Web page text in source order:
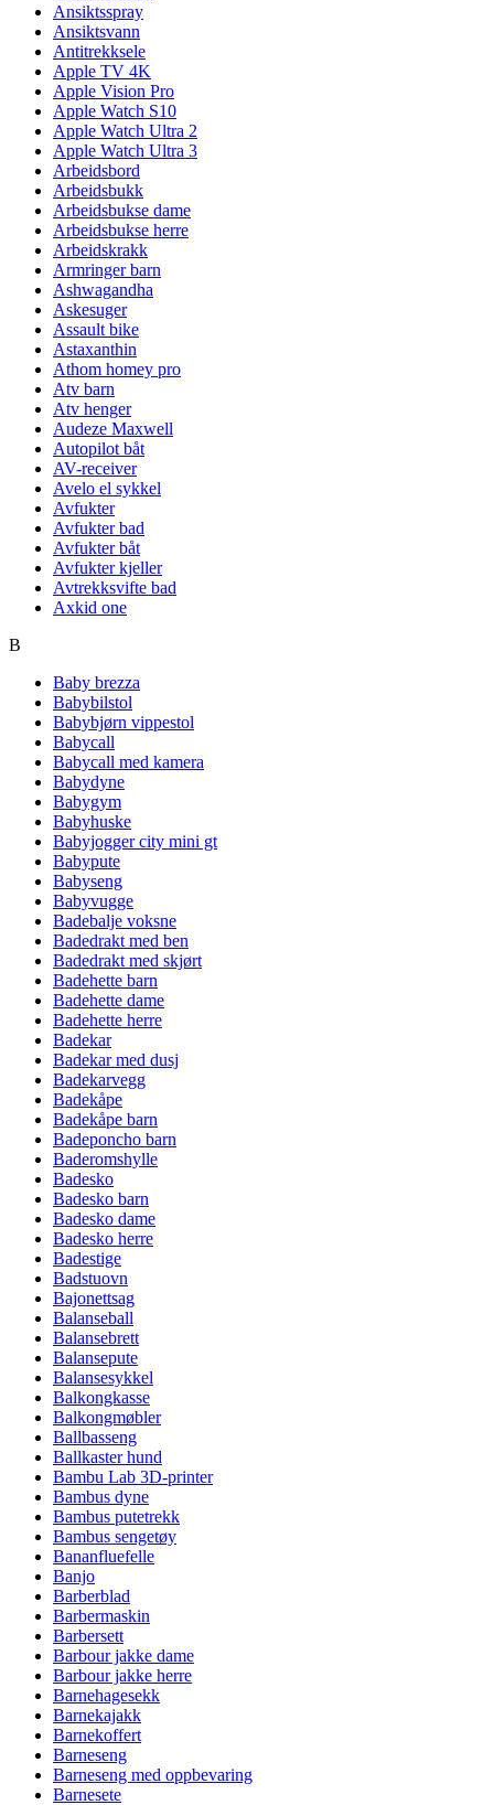
Ansiktsspray
Ansiktsvann
Antitrekksele
Apple TV 4K
Apple Vision Pro
Apple Watch S10
Apple Watch Ultra 2
Apple Watch Ultra 3
Arbeidsbord
Arbeidsbukk
Arbeidsbukse dame
Arbeidsbukse herre
Arbeidskrakk
Armringer barn
Ashwagandha
Askesuger
Assault bike
Astaxanthin
Athom homey pro
Atv barn
Atv henger
Audeze Maxwell
Autopilot båt
AV-receiver
Avelo el sykkel
Avfukter
Avfukter bad
Avfukter båt
Avfukter kjeller
Avtrekksvifte bad
Axkid one
B
Baby brezza
Babybilstol
Babybjørn vippestol
Babycall
Babycall med kamera
Babydyne
Babygym
Babyhuske
Babyjogger city mini gt
Babypute
Babyseng
Babyvugge
Badebalje voksne
Badedrakt med ben
Badedrakt med skjørt
Badehette barn
Badehette dame
Badehette herre
Badekar
Badekar med dusj
Badekarvegg
Badekåpe
Badekåpe barn
Badeponcho barn
Baderomshylle
Badesko
Badesko barn
Badesko dame
Badesko herre
Badestige
Badstuovn
Bajonettsag
Balanseball
Balansebrett
Balansepute
Balansesykkel
Balkongkasse
Balkongmøbler
Ballbasseng
Ballkaster hund
Bambu Lab 3D-printer
Bambus dyne
Bambus putetrekk
Bambus sengetøy
Bananfluefelle
Banjo
Barberblad
Barbermaskin
Barbersett
Barbour jakke dame
Barbour jakke herre
Barnehagesekk
Barnekajakk
Barnekoffert
Barneseng
Barneseng med oppbevaring
Barnesete